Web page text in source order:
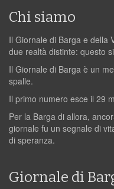
Chi siamo
Il Giornale di Barga e della
due realtà distinte: questo
Il Giornale di Barga è un
spalle.
Il primo numero esce il 29
Per la Barga di allora,
giornale fu un segnale di
di speranza.
Giornale di